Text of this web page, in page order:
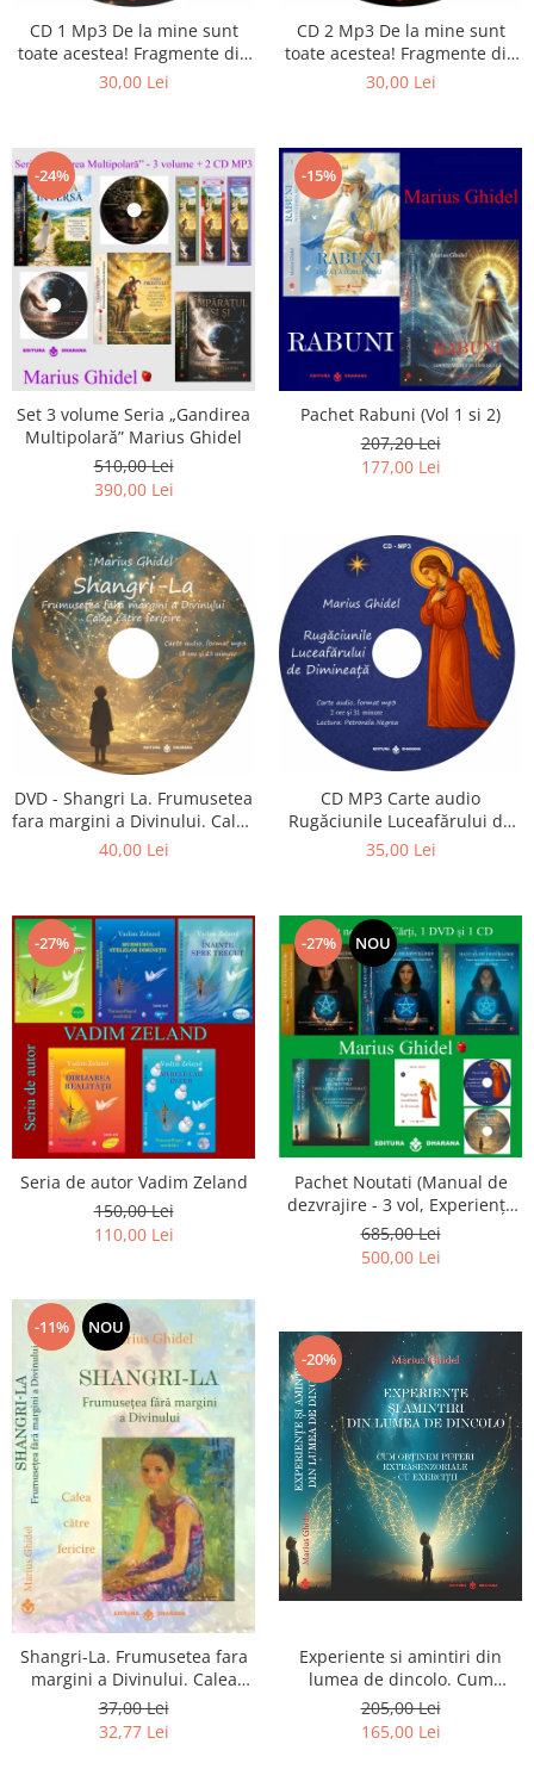
Literatura
Psihologie
Stiinta
CD 1 Mp3 De la mine sunt
toate acestea! Fragmente din
cărțile lui Marius Ghidel
30,00 Lei
CD 2 Mp3 De la mine sunt
toate acestea! Fragmente din
cărțile lui Marius Ghidel
30,00 Lei
-24%
Set 3 volume Seria „Gandirea
Multipolară” Marius Ghidel
510,00 Lei
390,00 Lei
-15%
Pachet Rabuni (Vol 1 si 2)
207,20 Lei
177,00 Lei
DVD - Shangri La. Frumusetea
fara margini a Divinului. Calea
catre fericire
40,00 Lei
CD MP3 Carte audio
Rugăciunile Luceafărului de
dimineață
35,00 Lei
-27%
Seria de autor Vadim Zeland
150,00 Lei
110,00 Lei
-27% NOU
Pachet Noutati (Manual de
dezvrajire - 3 vol, Experiențe
și amintiri, Rugăciunile
Luceafarului de dimineata) -
Marius Ghidel
685,00 Lei
500,00 Lei
-11% NOU
Shangri-La. Frumusetea fara
margini a Divinului. Calea
catre fericire
37,00 Lei
32,77 Lei
-20%
Experiente si amintiri din
lumea de dincolo. Cum
obtinem puteri
extrasenzoriale - cu exercitii
205,00 Lei
165,00 Lei